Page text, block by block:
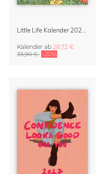
Little Life Kalender 2027 von Simone Goder
Kalender ab 28,72 €
35,90 € -20%